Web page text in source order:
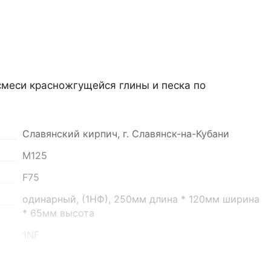
село Преображенка, улица Ленинская, 75
красножгущейся глины и песка по
Славянский кирпич, г. Славянск-на-Кубани
М125
F75
одинарный, (1НФ), 250мм длина * 120мм ширина
* 65мм высота
1NF